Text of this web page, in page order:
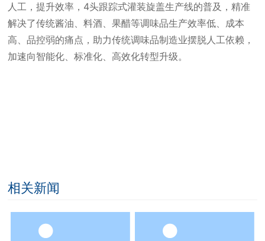
人工，提升效率，4头跟踪式灌装旋盖生产线的普及，精准
解决了传统酱油、料酒、果醋等调味品生产效率低、成本
高、品控弱的痛点，助力传统调味品制造业摆脱人工依赖，
加速向智能化、标准化、高效化转型升级。
相关新闻